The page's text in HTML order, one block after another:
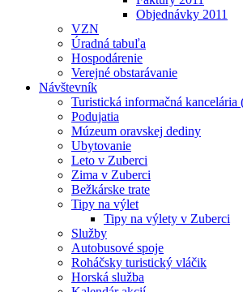
Objednávky 2011
VZN
Úradná tabuľa
Hospodárenie
Verejné obstarávanie
Návštevník
Turistická informačná
Podujatia
Múzeum oravskej dediny
Ubytovanie
Leto v Zuberci
Zima v Zuberci
Bežkárske trate
Tipy na výlet
Tipy na výlety v Zuberci
Služby
Autobusové spoje
Roháčsky turistický vláčik
Horská služba